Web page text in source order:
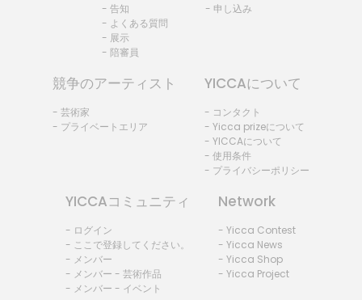
- 告知
- よくある質問
- 展示
- 陪審員
- 申し込み
競争のアーティスト
- 芸術家
- プライベートエリア
YICCAについて
- コンタクト
- Yicca prizeについて
- YICCAについて
- 使用条件
- プライバシーポリシー
YICCAコミュニティ
- ログイン
- ここで登録してください。
- メンバー
- メンバー - 芸術作品
- メンバー - イベント
Network
- Yicca Contest
- Yicca News
- Yicca Shop
- Yicca Project